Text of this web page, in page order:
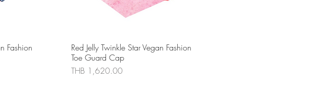
Fashion
ดูข้อมูลด่วน
Red Jelly Twinkle Star Vegan Fashion
Toe Guard Cap
ราคา
THB 1,620.00